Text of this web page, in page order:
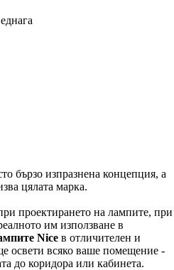
бързо изпразнена концепция, а
цялата марка.
проектирането на лампите, при
им използване в
Nice в отличителен и
освети всяко ваше помещение -
до коридора или кабинета.